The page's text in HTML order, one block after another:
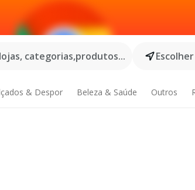
categorias,produtos...
& Despor Beleza & Saúde Outros